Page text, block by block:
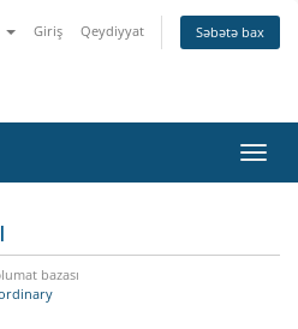
Giriş Qeydiyyat Səbətə bax
keçid
bazası